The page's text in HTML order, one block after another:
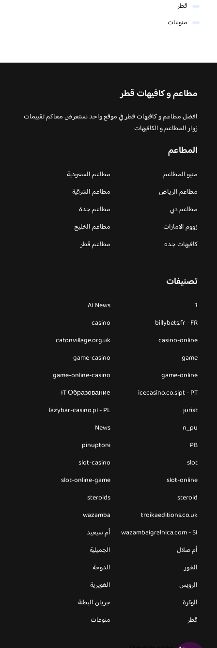
قطر
منوعات
مطاعم و كافيهات قطر
افضل مطاعم و كافيهات قطر في موقع واحد نستعرض معاكم تقييمات
زوار المطاعم و الكافيهات
المطاعم
منيو المطاعم
مطاعم السعودية
مطاعم الرياض
مطاعم الشرقية
مطاعم دبي
مطاعم جدة
زووم الامارات
مطاعم الخليج
كافيهات جده
مطاعم قطر
تصنيفات
1
AI News
billybets.fr - FR
casino
casino-online
catonvillage.org.uk
game
game-casino
game-online
game-online-casino
icecasino.co.sipt - PT
IT Образование
jurist
lazybar-casino.pl - PL
n_pu
News
PB
pinuptoni
slot
slot-casino
slot-online
slot-online-game
steroid
steroids
troikaeditions.co.uk
wazamba
wazambaigralnica.com - SI
أم سيعيد
أم صلال
الجميلية
الخور
الدوحة
الرويس
الغويرية
الوكرة
جريان البطنة
قطر
منوعات